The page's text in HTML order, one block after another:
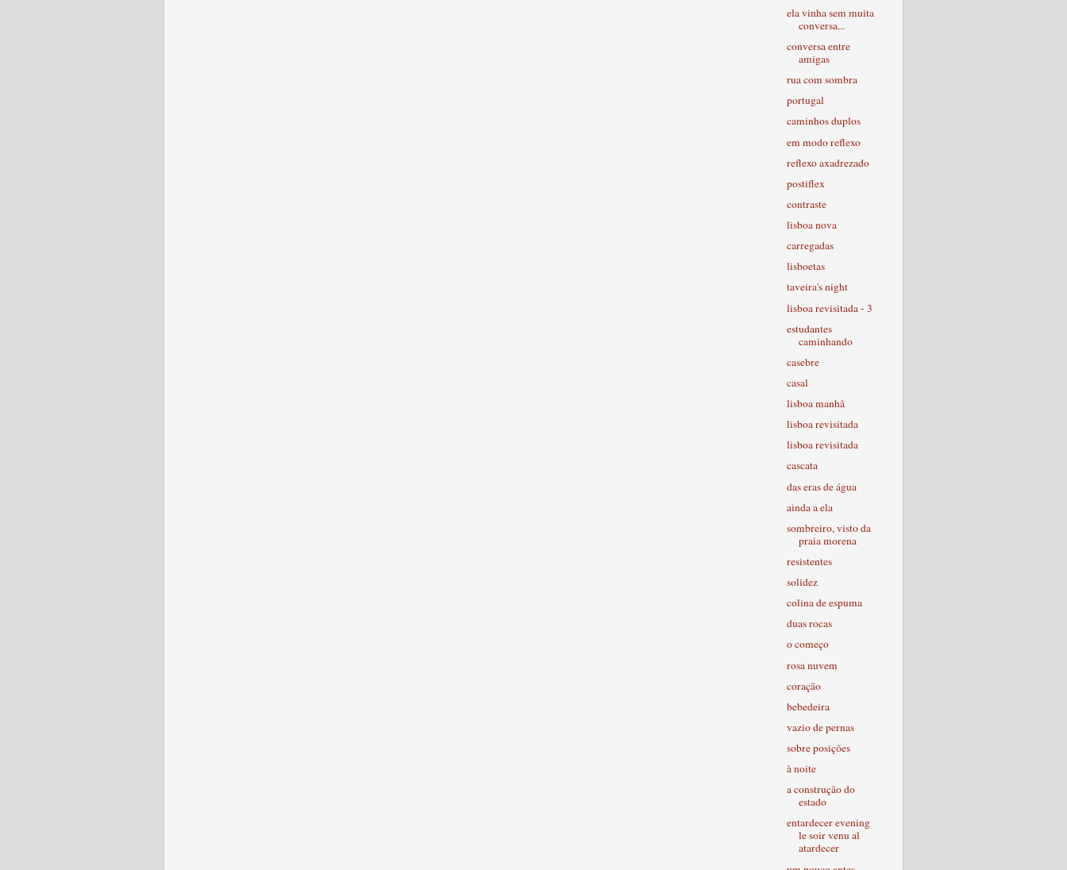
ela vinha sem muita
conversa...
conversa entre
amigas
rua com sombra
portugal
caminhos duplos
em modo reflexo
reflexo axadrezado
postiflex
contraste
lisboa nova
carregadas
lisboetas
taveira's night
lisboa revisitada - 3
estudantes
caminhando
casebre
casal
lisboa manhã
lisboa revisitada
lisboa revisitada
cascata
das eras de água
ainda a ela
sombreiro, visto da
praia morena
resistentes
solidez
colina de espuma
duas rocas
o começo
rosa nuvem
coração
bebedeira
vazio de pernas
sobre posições
à noite
a construção do
estado
entardecer evening
le soir venu al
atardecer